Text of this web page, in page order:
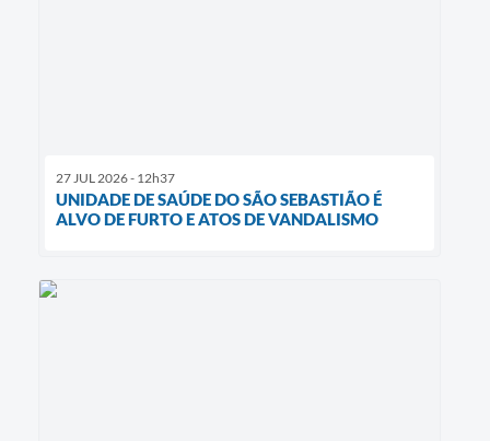
27 JUL 2026 - 12h37
UNIDADE DE SAÚDE DO SÃO SEBASTIÃO É
ALVO DE FURTO E ATOS DE VANDALISMO